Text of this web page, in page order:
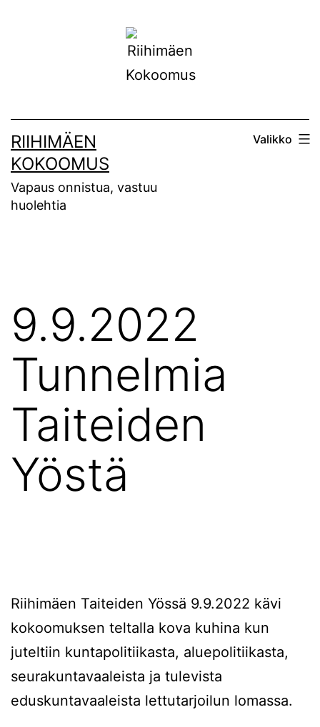
RIIHIMÄEN
KOKOOMUS
Vapaus onnistua, vastuu
huolehtia
Valikko
9.9.2022
Tunnelmia
Taiteiden
Yöstä
Riihimäen Taiteiden Yössä 9.9.2022 kävi
kokoomuksen teltalla kova kuhina kun
juteltiin kuntapolitiikasta, aluepolitiikasta,
seurakuntavaaleista ja tulevista
eduskuntavaaleista lettutarjoilun lomassa.